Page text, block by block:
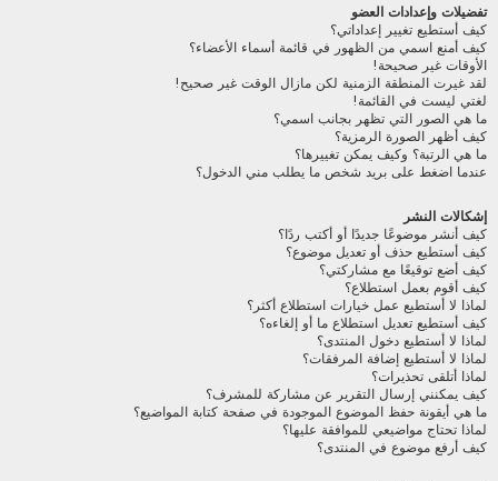
تفضيلات وإعدادات العضو
كيف أستطيع تغيير إعداداتي؟
كيف أمنع اسمي من الظهور في قائمة أسماء الأعضاء؟
الأوقات غير صحيحة!
لقد غيرت المنطقة الزمنية لكن مازال الوقت غير صحيح!
لغتي ليست في القائمة!
ما هي الصور التي تظهر بجانب اسمي؟
كيف أظهر الصورة الرمزية؟
ما هي الرتبة؟ وكيف يمكن تغييرها؟
عندما اضغط على بريد شخص ما يطلب مني الدخول؟
إشكالات النشر
كيف أنشر موضوعًا جديدًا أو أكتب ردًا؟
كيف أستطيع حذف أو تعديل موضوع؟
كيف أضع توقيعًا مع مشاركتي؟
كيف أقوم بعمل استطلاع؟
لماذا لا أستطيع عمل خيارات استطلاع أكثر؟
كيف أستطيع تعديل استطلاع ما أو إلغاءه؟
لماذا لا أستطيع دخول المنتدى؟
لماذا لا أستطيع إضافة المرفقات؟
لماذا أتلقى تحذيرات؟
كيف يمكنني إرسال التقرير عن مشاركة للمشرف؟
ما هي أيقونة حفظ الموضوع الموجودة في صفحة كتابة المواضيع؟
لماذا تحتاج مواضيعي للموافقة عليها؟
كيف أرفع موضوع في المنتدى؟